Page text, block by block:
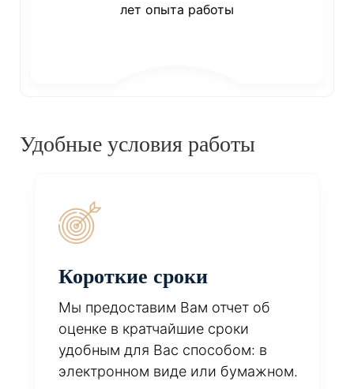
лет опыта работы
Удобные условия работы
Короткие сроки
Мы предоставим Вам отчет об
оценке в кратчайшие сроки
удобным для Вас способом: в
электронном виде или бумажном.